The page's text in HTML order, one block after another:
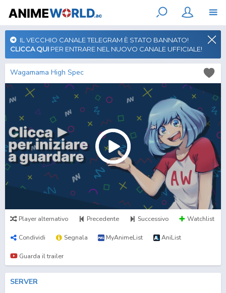
IL VECCHIO CANALE TELEGRAM È STATO BANNATO!
CLICCA QUI PER ENTRARE NEL NUOVO CANALE UFFICIALE!
Wagamama High Spec
Player alternativo Precedente Successivo Watchlist
Condividi Segnala MyAnimeList AniList
Guarda il trailer
SERVER